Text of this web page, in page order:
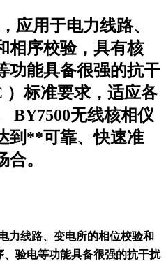
应用于电力线路、
序校验，具有核
电等功能具备很强的抗干
）标准要求，适应各
。 BY7500无线核相仪
到**可靠、快速准
。
于电力线路、变电所的相位校验和
序、验电等功能具备很强的抗干扰